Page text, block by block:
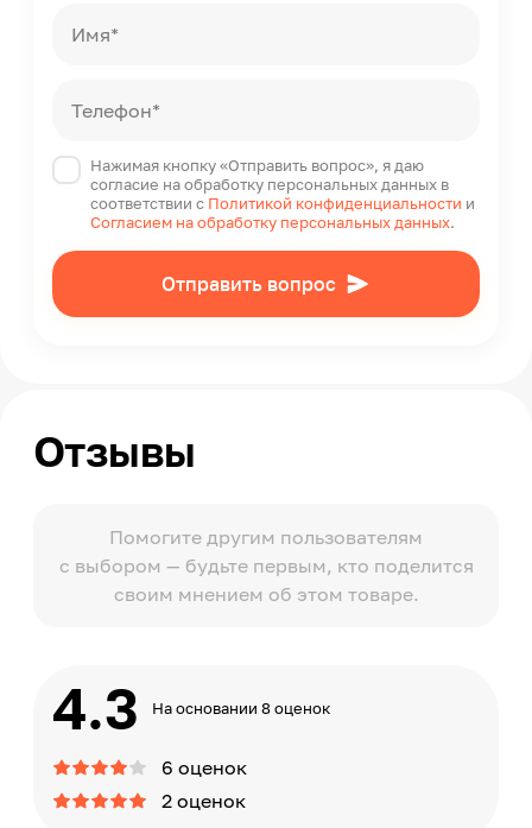
Имя*
Телефон*
Нажимая кнопку «Отправить вопрос», я даю
согласие на обработку персональных данных в
соответствии с Политикой конфиденциальности и
Согласием на обработку персональных данных.
Отправить вопрос
Отзывы
Помогите другим пользователям
с выбором — будьте первым, кто поделится
своим мнением об этом товаре.
4.3 На основании 8 оценок
6 оценок
2 оценок